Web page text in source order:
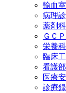
輸血室
病理
薬剤科
ＧＣ
栄養科
臨床
看護部
医療
診療